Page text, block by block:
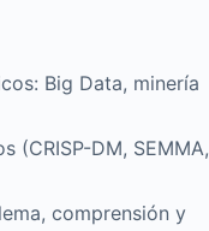
Big Data, minería
DM, SEMMA,
comprensión y